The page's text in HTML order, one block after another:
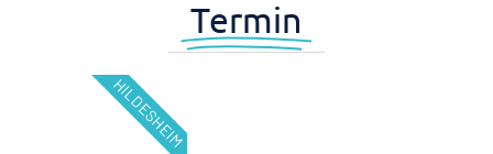
Termin
HILDESHEIM